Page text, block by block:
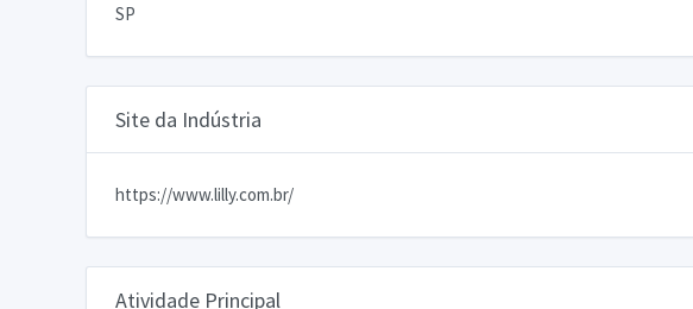
SP
Site da Indústria
https://www.lilly.com.br/
Atividade Principal